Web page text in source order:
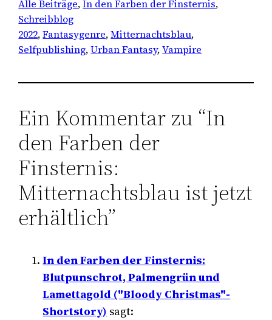
Alle Beiträge, In den Farben der Finsternis
Schreibblog
2022, Fantasygenre, Mitternachtsblau
Selfpublishing, Urban Fantasy, Vampire
Ein Kommentar zu “In
den Farben der
Finsternis:
Mitternachtsblau ist jetzt
erhältlich”
In den Farben der Finsternis:
Blutpunschrot, Palmengrün und
Lamettagold ("Bloody Christmas"-
Shortstory) sagt: